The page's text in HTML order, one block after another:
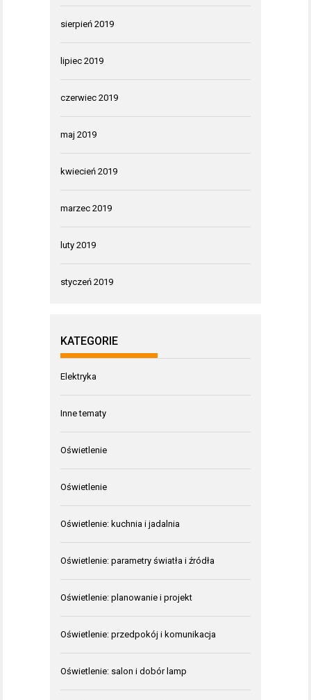
sierpień 2019
lipiec 2019
czerwiec 2019
maj 2019
kwiecień 2019
marzec 2019
luty 2019
styczeń 2019
KATEGORIE
Elektryka
Inne tematy
Oświetlenie
Oświetlenie
Oświetlenie: kuchnia i jadalnia
Oświetlenie: parametry światła i źródła
Oświetlenie: planowanie i projekt
Oświetlenie: przedpokój i komunikacja
Oświetlenie: salon i dobór lamp